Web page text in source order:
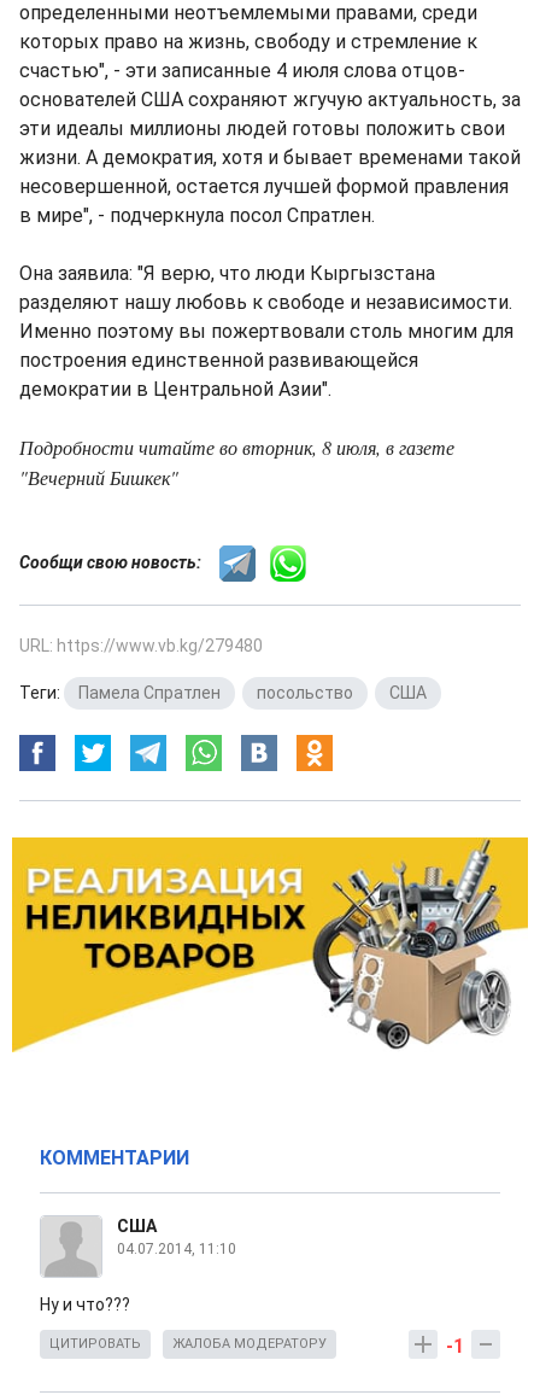
определенными неотъемлемыми правами, среди
которых право на жизнь, свободу и стремление к
счастью", - эти записанные 4 июля слова отцов-
основателей США сохраняют жгучую актуальность, за
эти идеалы миллионы людей готовы положить свои
жизни. А демократия, хотя и бывает временами такой
несовершенной, остается лучшей формой правления
в мире", - подчеркнула посол Спратлен.
Она заявила: "Я верю, что люди Кыргызстана
разделяют нашу любовь к свободе и независимости.
Именно поэтому вы пожертвовали столь многим для
построения единственной развивающейся
демократии в Центральной Азии".
Подробности читайте во вторник, 8 июля, в газете
"Вечерний Бишкек"
Сообщи свою новость:
URL: https://www.vb.kg/279480
Теги: Памела Спратлен посольство США
КОММЕНТАРИИ
США
04.07.2014, 11:10
Ну и что???
-1
ЦИТИРОВАТЬ ЖАЛОБА МОДЕРАТОРУ